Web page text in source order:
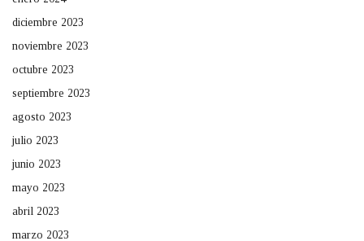
diciembre 2023
noviembre 2023
octubre 2023
septiembre 2023
agosto 2023
julio 2023
junio 2023
mayo 2023
abril 2023
marzo 2023